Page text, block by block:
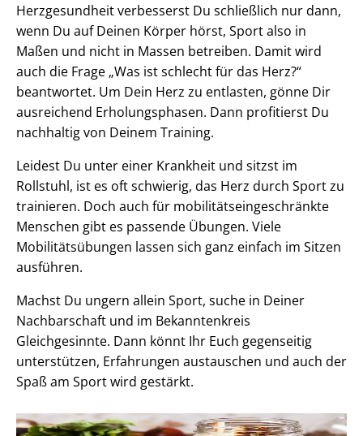
Herzgesundheit verbesserst Du schließlich nur dann,
wenn Du auf Deinen Körper hörst, Sport also in
Maßen und nicht in Massen betreiben. Damit wird
auch die Frage „Was ist schlecht für das Herz?“
beantwortet. Um Dein Herz zu entlasten, gönne Dir
ausreichend Erholungsphasen. Dann profitierst Du
nachhaltig von Deinem Training.
Leidest Du unter einer Krankheit und sitzst im
Rollstuhl, ist es oft schwierig, das Herz durch Sport zu
trainieren. Doch auch für mobilitätseingeschränkte
Menschen gibt es passende Übungen. Viele
Mobilitätsübungen lassen sich ganz einfach im Sitzen
ausführen.
Machst Du ungern allein Sport, suche in Deiner
Nachbarschaft und im Bekanntenkreis
Gleichgesinnte. Dann könnt Ihr Euch gegenseitig
unterstützen, Erfahrungen austauschen und auch der
Spaß am Sport wird gestärkt.